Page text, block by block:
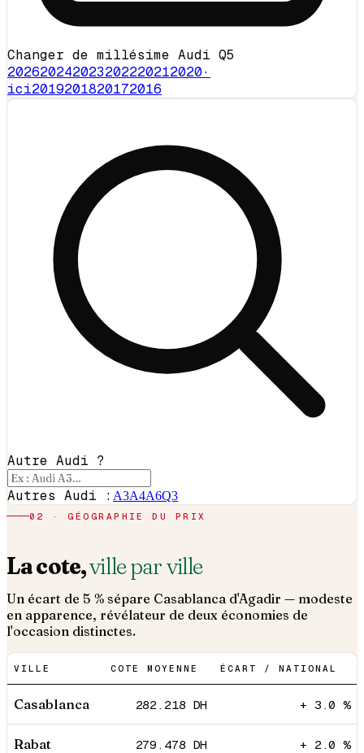
Changer de millésime Audi Q5
202620242023202220212020·
ici2019201820172016
Autre Audi ?
Autres Audi : A3A4A6Q3
02 · GÉOGRAPHIE DU PRIX
La cote,ville par ville
Un écart de 5 % sépare Casablanca d'Agadir — modeste
en apparence, révélateur de deux économies de
l'occasion distinctes.
VILLE COTE MOYENNE ÉCART / NATIONAL
Casablanca 282.218 DH + 3.0 %
Rabat 279.478 DH + 2.0 %